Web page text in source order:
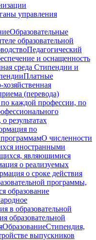
управления
Образовательные
образовательной
Педагогический
и оснащенность
среда Стипендии и
Платные
(перевода)
по каждой профессии, по
результатах
по
О численности
иностранными
являющимися
о реализуемых
о сроке действия
программы,
образование
в образовательной
образовательной
ОбразованиеСтипендия,
выпускников